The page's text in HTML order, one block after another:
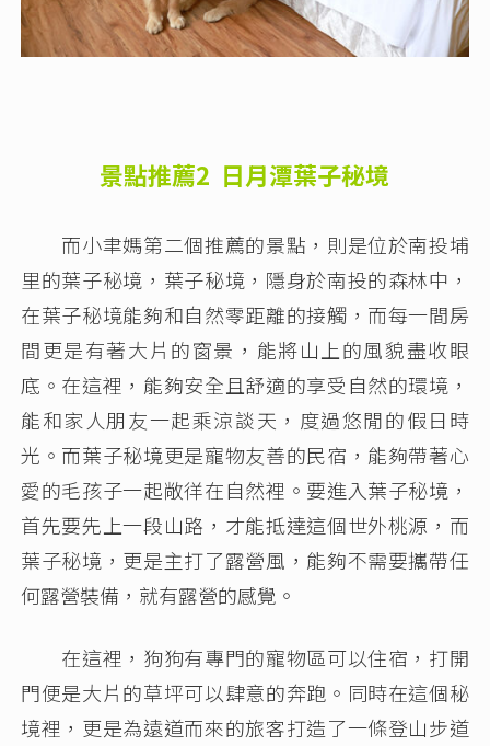
景點推薦2 日月潭葉子秘境
而小聿媽第二個推薦的景點，則是位於南投埔
里的葉子秘境，葉子秘境，隱身於南投的森林中，
在葉子秘境能夠和自然零距離的接觸，而每一間房
間更是有著大片的窗景，能將山上的風貌盡收眼
底。在這裡，能夠安全且舒適的享受自然的環境，
能和家人朋友一起乘涼談天，度過悠閒的假日時
光。而葉子秘境更是寵物友善的民宿，能夠帶著心
愛的毛孩子一起敞徉在自然裡。要進入葉子秘境，
首先要先上一段山路，才能抵達這個世外桃源，而
葉子秘境，更是主打了露營風，能夠不需要攜帶任
何露營裝備，就有露營的感覺。
在這裡，狗狗有專門的寵物區可以住宿，打開
門便是大片的草坪可以肆意的奔跑。同時在這個秘
境裡，更是為遠道而來的旅客打造了一條登山步道